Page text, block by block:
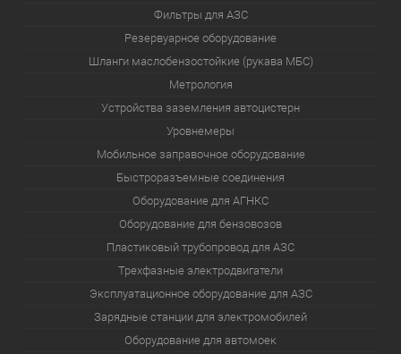
Фильтры для АЗС
Резервуарное оборудование
Шланги маслобензостойкие (рукава МБС)
Метрология
Устройства заземления автоцистерн
Уровнемеры
Мобильное заправочное оборудование
Быстроразъемные соединения
Оборудование для АГНКС
Оборудование для бензовозов
Пластиковый трубопровод для АЗС
Трехфазные электродвигатели
Эксплуатационное оборудование для АЗС
Зарядные станции для электромобилей
Оборудование для автомоек